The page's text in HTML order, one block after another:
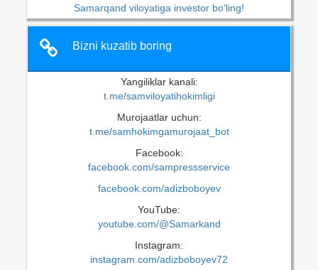
Samarqand viloyatiga investor bo‘ling!
Bizni kuzatib boring
Yangiliklar kanali:
t.me/samviloyatihokimligi
Murojaatlar uchun:
t.me/samhokimgamurojaat_bot
Facebook:
facebook.com/sampressservice
facebook.com/adizboboyev
YouTube:
youtube.com/@Samarkand
Instagram:
instagram.com/adizboboyev72